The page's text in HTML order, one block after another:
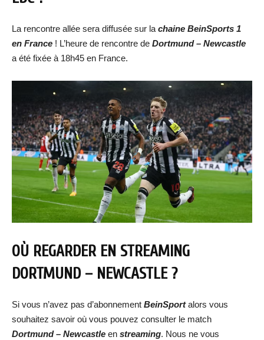
La rencontre allée sera diffusée sur la chaine BeinSports 1
en France ! L’heure de rencontre de Dortmund – Newcastle
a été fixée à 18h45 en France.
OÙ REGARDER EN STREAMING
DORTMUND – NEWCASTLE ?
Si vous n’avez pas d’abonnement BeinSportalors vous
souhaitez savoir où vous pouvez consulter le match
Dortmund – Newcastle en streaming. Nous ne vous